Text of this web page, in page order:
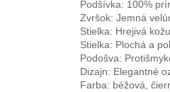
Podšívka: 100%
Zvršok: Jemná
Stielka: Hrejivá
Stielka: Plochá a
Podošva:
Dizajn: Elegantné
Farba: béžová,